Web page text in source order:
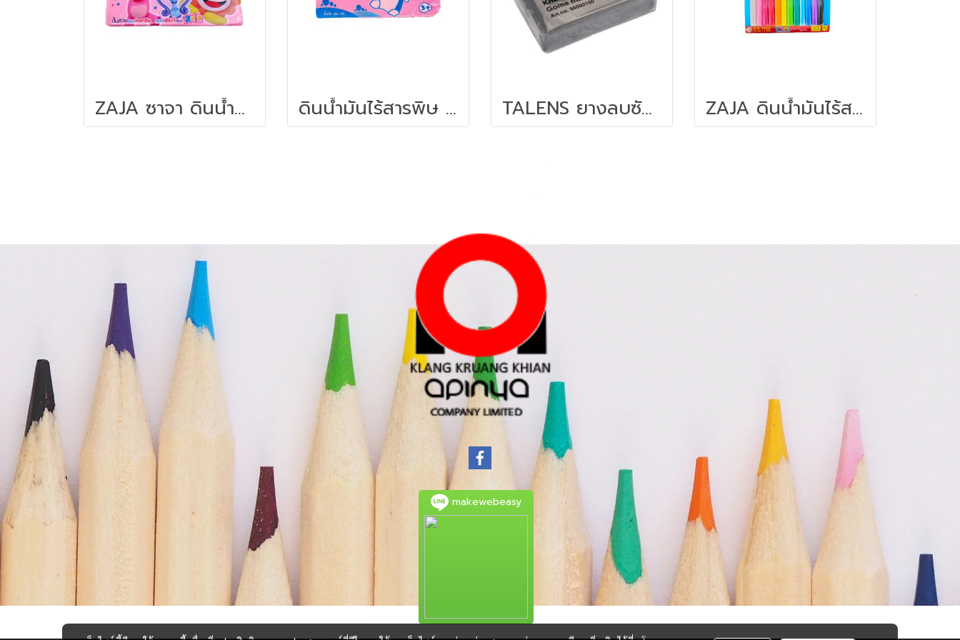
ZAJA ซาจา ดินน้ำมันไร้สาร 500 กรัม คละสี ดินน้ำมันไร้สารพิษ ยากิย่า 150 กรัม คละสี TALENS ยางลบซับสีชอล์ค ZAJA ดินน้ำมันไร้สาร ดินน้ำมันแท่งกลม 200 กรัม
makewebeasy